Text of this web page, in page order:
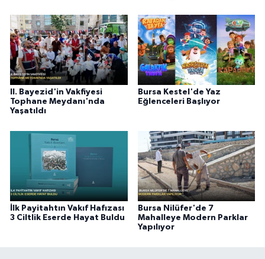
II. Bayezid'in Vakfiyesi
Tophane Meydanı'nda
Yaşatıldı
Bursa Kestel'de Yaz
Eğlenceleri Başlıyor
İlk Payitahtın Vakıf Hafızası
3 Ciltlik Eserde Hayat Buldu
Bursa Nilüfer'de 7
Mahalleye Modern Parklar
Yapılıyor